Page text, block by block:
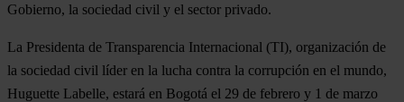
Gobierno, la sociedad civil y el sector privado.
La Presidenta de Transparencia Internacional (TI), organización de
la sociedad civil líder en la lucha contra la corrupción en el mundo,
Huguette Labelle, estará en Bogotá el 29 de febrero y 1 de marzo